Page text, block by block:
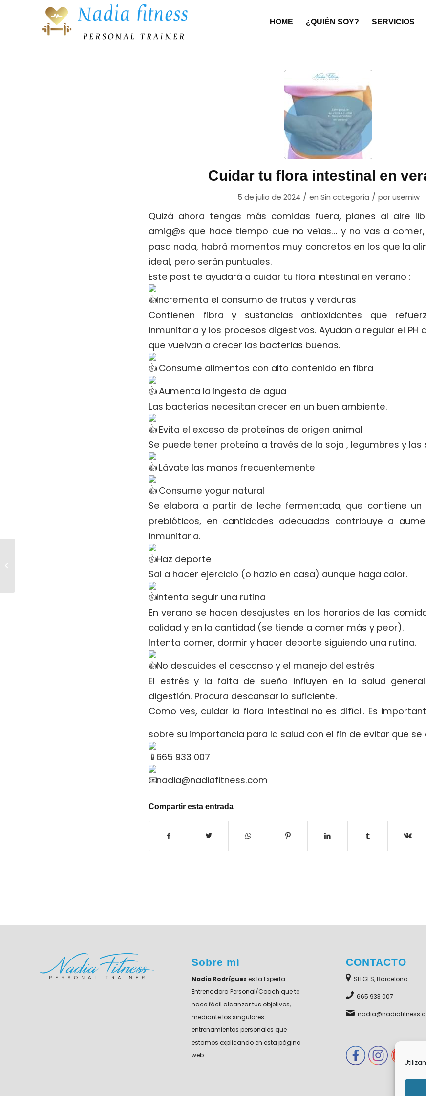
HOME ¿QUIÉN SOY? SERVICIOS
Cuidar tu flora intestinal en
5 de julio de 2024 / en Sin categoría / poruserniw
Quizá ahora tengas más comidas fuera, planes al aire
amig@s que hace tiempo que no veías… y no vas a
pasa nada, habrá momentos muy concretos en los que la
ideal, pero serán puntuales.
Este post te ayudará a cuidar tu flora intestinal en verano :
Incrementa el consumo de frutas y verduras
Contienen fibra y sustancias antioxidantes que
inmunitaria y los procesos digestivos. Ayudan a regular el PH
que vuelvan a crecer las bacterias buenas.
Consume alimentos con alto contenido en fibra
Aumenta la ingesta de agua
Las bacterias necesitan crecer en un buen ambiente.
Evita el exceso de proteínas de origen animal
Se puede tener proteína a través de la soja , legumbres y las
Lávate las manos frecuentemente
Consume yogur natural
Se elabora a partir de leche fermentada, que contiene
prebióticos, en cantidades adecuadas contribuye a
inmunitaria.
Haz deporte
Sal a hacer ejercicio (o hazlo en casa) aunque haga calor.
Intenta seguir una rutina
En verano se hacen desajustes en los horarios de las
calidad y en la cantidad (se tiende a comer más y peor).
Intenta comer, dormir y hacer deporte siguiendo una rutina.
No descuides el descanso y el manejo del estrés
El estrés y la falta de sueño influyen en la salud
digestión. Procura descansar lo suficiente.
Como ves, cuidar la flora intestinal no es difícil. Es
sobre su importancia para la salud con el fin de evitar que se
665 933 007
nadia@nadiafitness.com
Compartir esta entrada
Sobre mí
Nadia Rodríguez es la Experta
Entrenadora Personal/Coach que te
hace fácil alcanzar tus objetivos,
mediante los singulares
entrenamientos personales que
estamos explicando en esta página
web.
CONTACTO
SITGES, Barcelona
665 933 007